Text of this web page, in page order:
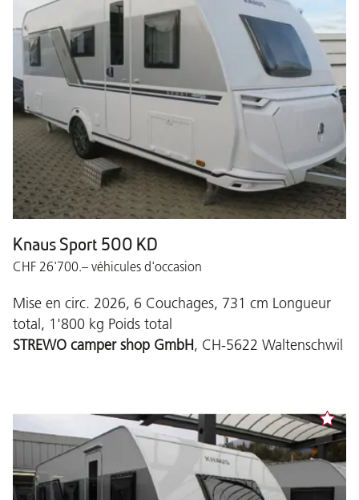
Knaus Sport 500 KD
CHF 26'700.– véhicules d'occasion
Mise en circ. 2026, 6 Couchages, 731 cm Longueur
total, 1'800 kg Poids total
STREWO camper shop GmbH, CH-5622 Waltenschwil